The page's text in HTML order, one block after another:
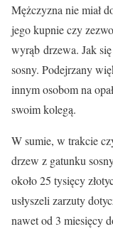
Mężczyzna nie miał
jego kupnie czy
wyrąb drzewa. Jak
sosny. Podejrzany
innym osobom na
swoim kolegą.
W sumie, w trakcie
drzew z gatunku
około 25 tysięcy
usłyszeli zarzuty
nawet od 3 miesięcy